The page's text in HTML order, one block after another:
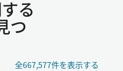
る
つ
全667,577件を表示する